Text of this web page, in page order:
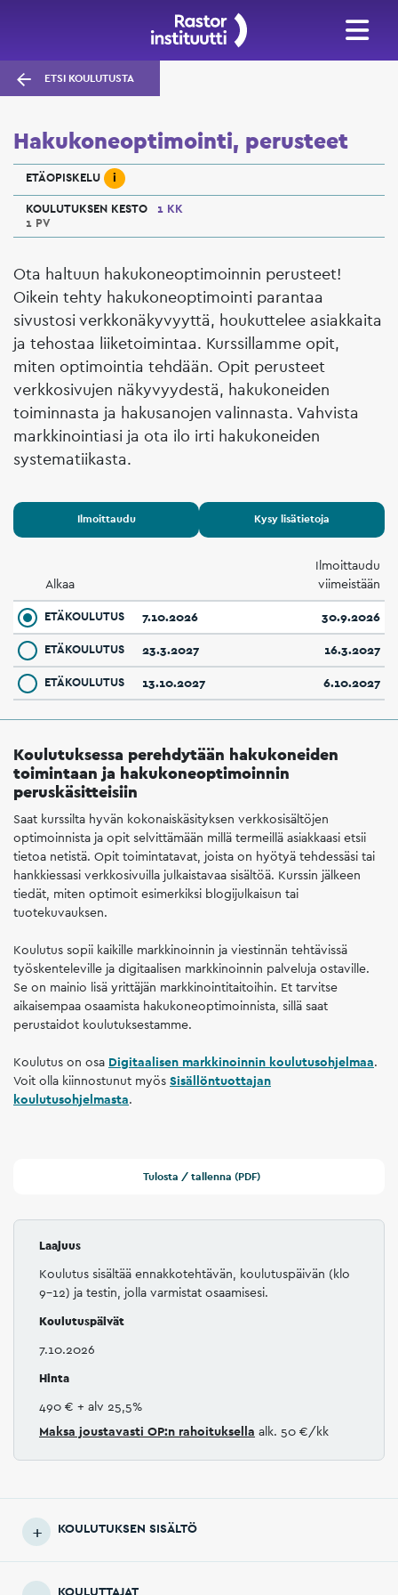
ETSI KOULUTUSTA
Hakukoneoptimointi, perusteet
ETÄOPISKELU i
KOULUTUKSEN KESTO
1 KK
1 PV
Ota haltuun hakukoneoptimoinnin perusteet!
Oikein tehty hakukoneoptimointi parantaa
sivustosi verkkonäkyvyyttä, houkuttelee asiakkaita
ja tehostaa liiketoimintaa. Kurssillamme opit,
miten optimointia tehdään. Opit perusteet
verkkosivujen näkyvyydestä, hakukoneiden
toiminnasta ja hakusanojen valinnasta. Vahvista
markkinointiasi ja ota ilo irti hakukoneiden
systematiikasta.
Ilmoittaudu Kysy lisätietoja
Alkaa
Ilmoittaudu
viimeistään
ETÄKOULUTUS 7.10.2026 30.9.2026
ETÄKOULUTUS 23.3.2027 16.3.2027
ETÄKOULUTUS 13.10.2027 6.10.2027
Koulutuksessa perehdytään hakukoneiden
toimintaan ja hakukoneoptimoinnin
peruskäsitteisiin
Saat kurssilta hyvän kokonaiskäsityksen verkkosisältöjen
optimoinnista ja opit selvittämään millä termeillä asiakkaasi etsii
tietoa netistä. Opit toimintatavat, joista on hyötyä tehdessäsi tai
hankkiessasi verkkosivuilla julkaistavaa sisältöä. Kurssin jälkeen
tiedät, miten optimoit esimerkiksi blogijulkaisun tai
tuotekuvauksen.
Koulutus sopii kaikille markkinoinnin ja viestinnän tehtävissä
työskenteleville ja digitaalisen markkinoinnin palveluja ostaville.
Se on mainio lisä yrittäjän markkinointitaitoihin. Et tarvitse
aikaisempaa osaamista hakukoneoptimoinnista, sillä saat
perustaidot koulutuksestamme.
Koulutus on osa Digitaalisen markkinoinnin koulutusohjelmaa.
Voit olla kiinnostunut myös Sisällöntuottajan
koulutusohjelmasta.
Tulosta / tallenna (PDF)
Laajuus
Koulutus sisältää ennakkotehtävän, koulutuspäivän (klo
9–12) ja testin, jolla varmistat osaamisesi.
Koulutuspäivät
7.10.2026
Hinta
490 € + alv 25,5%
Maksa joustavasti OP:n rahoituksella alk. 50 €/kk
KOULUTUKSEN SISÄLTÖ
KOULUTTAJAT